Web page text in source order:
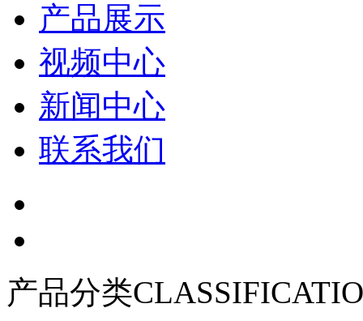
产品展示
视频中心
新闻中心
联系我们
产品分类